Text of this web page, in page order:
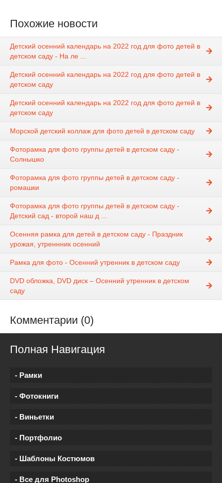
Похожие новости
Детский осенний календарь на 2022 год для фото детей в
детском саду - На ле ...
Детский осенний календарь на 2022 год для фото детей в
детском саду
Детский осенний календарь на 2022 год для фото детей в
детском саду
Морской детский коллаж для фото детей в детском саду
Фоторамка для фото группы детей в детском саду -
Солнышко
Фоторамка для фото группы детей в детском саду -
ромашки
Фоторамка для фото группы детей в детском саду -
Детский сад - второй наш д ...
Осенняя рамка для детей в детском саду - Праздник
урожая, утреннник осенний
Рамка для фото - Осенний утренник в детском саду
DVD обложка, DVD диск – Осенний утренник в детском
саду
Комментарии (0)
Полная Навигация
- Рамки
- Фотокниги
- Виньетки
- Портфолио
- Шаблоны Костюмов
- Все для Photoshop